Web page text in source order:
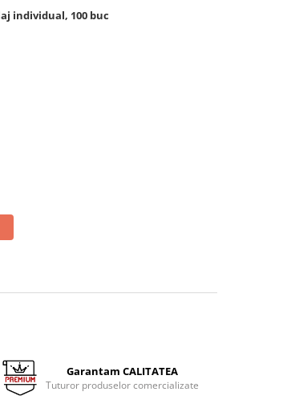
individual, 100 buc
Garantam CALITATEA
Tuturor produselor comercializate